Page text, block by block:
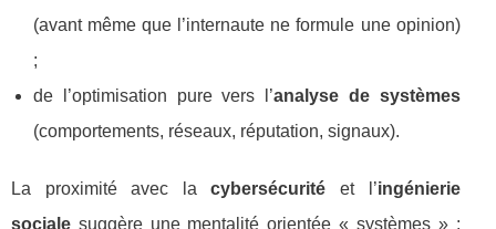
(avant même que l’internaute ne formule une opinion)
;
de l’optimisation pure vers l’analyse de systèmes
(comportements, réseaux, réputation, signaux).
La proximité avec lacybersécurité et l’ingénierie
sociale suggère une mentalité orientée « systèmes » :